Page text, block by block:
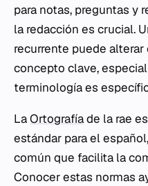
para notas, preguntas y
la redacción es crucial.
recurrente puede
concepto clave,
terminología es
LaOrtografíade la rae
estándar para el
común que facilita la
Conocer estas normas